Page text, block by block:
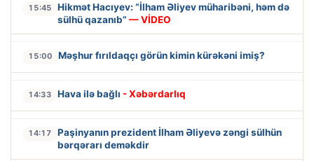
15:45
Hikmət Hacıyev: “İlham Əliyev müharibəni, həm də
sülhü qazanıb” — VİDEO
15:00 Məşhur fırıldaqçı görün kimin kürəkəni imiş?
14:33 Hava ilə bağlı - Xəbərdarlıq
14:17
Paşinyanın prezident İlham Əliyevə zəngi sülhün
bərqərarı deməkdir